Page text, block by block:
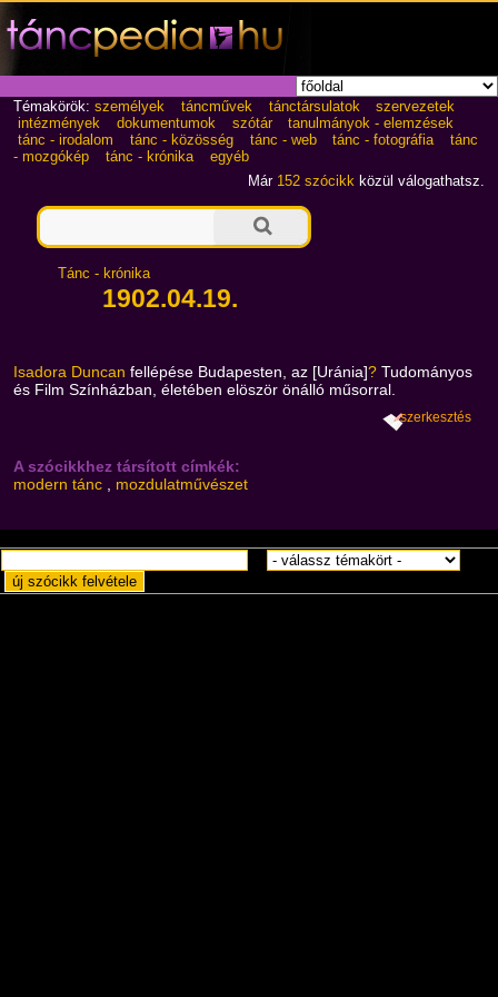
Témakörök: személyek táncművek tánctársulatok
szervezetek
intézmények
dokumentumok szótár
tanulmányok - elemzések
tánc - irodalom
tánc - közösség tánc - web tánc - fotográfia
tánc
- mozgókép
tánc - krónika
egyéb
Már 152 szócikk közül válogathatsz.
Tánc - krónika
1902.04.19.
Isadora Duncan fellépése Budapesten, az [Uránia]? Tudományos
és Film Színházban, életében elöször önálló műsorral.
szerkesztés
A szócikkhez társított címkék:
modern tánc
mozdulatművészet